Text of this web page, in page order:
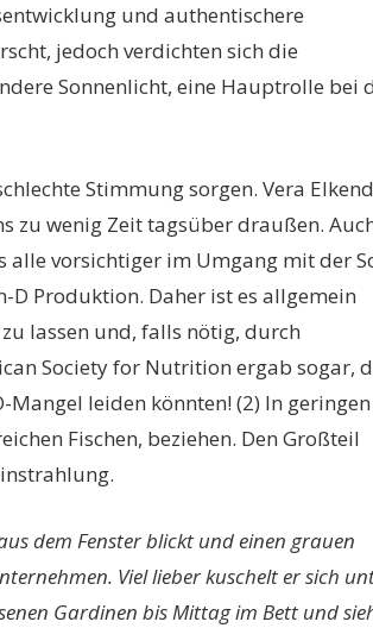
und authentischere
jedoch verdichten sich die
Sonnenlicht, eine Hauptrolle bei
Stimmung sorgen. Vera
zu wenig Zeit tagsüber draußen.
vorsichtiger im Umgang mit der
Produktion. Daher ist es allgemein
lassen und, falls nötig, durch
Society for Nutrition ergab sogar,
leiden könnten! (2) In geringen
Fischen, beziehen. Den Großteil
dem Fenster blickt und einen grauen
Viel lieber kuschelt er sich
Gardinen bis Mittag im Bett und